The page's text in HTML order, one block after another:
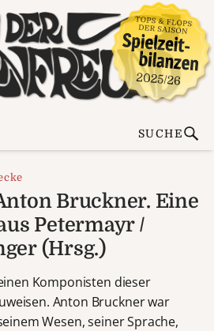
SUCHE
Bruckner. Eine
Petermayr /
(Hrsg.)
Komponisten dieser
Anton Bruckner war
Wesen, seiner Sprache,